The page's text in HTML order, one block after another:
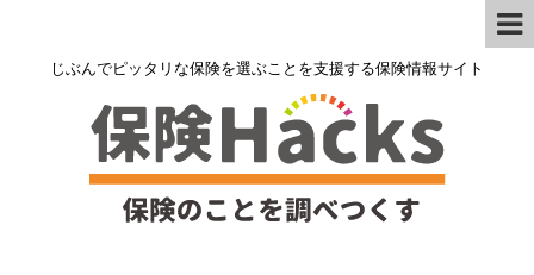
じぶんでピッタリな保険を選ぶことを支援する保険情報サイト